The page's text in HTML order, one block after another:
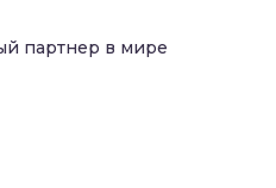
партнер в мире